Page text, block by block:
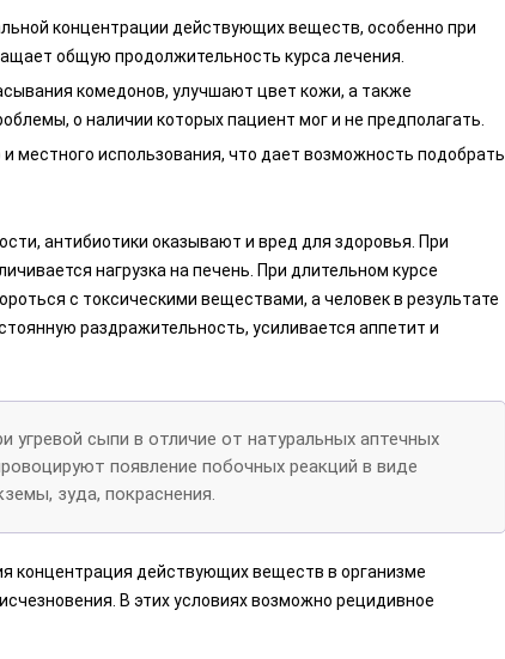
концентрации действующих веществ, особенно при
общую продолжительность курса лечения.
комедонов, улучшают цвет кожи, а также
о наличии которых пациент мог и не предполагать.
местного использования, что дает возможность подобрать
антибиотики оказывают и вред для здоровья. При
нагрузка на печень. При длительном курсе
с токсическими веществами, а человек в результате
раздражительность, усиливается аппетит и
угревой сыпи в отличие от натуральных аптечных
появление побочных реакций в виде
зуда, покраснения.
концентрация действующих веществ в организме
В этих условиях возможно рецидивное